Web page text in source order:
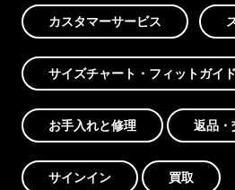
カスタマーサービス
サイズチャート・フィットガイド
お手入れと修理 返品・
サインイン 買取